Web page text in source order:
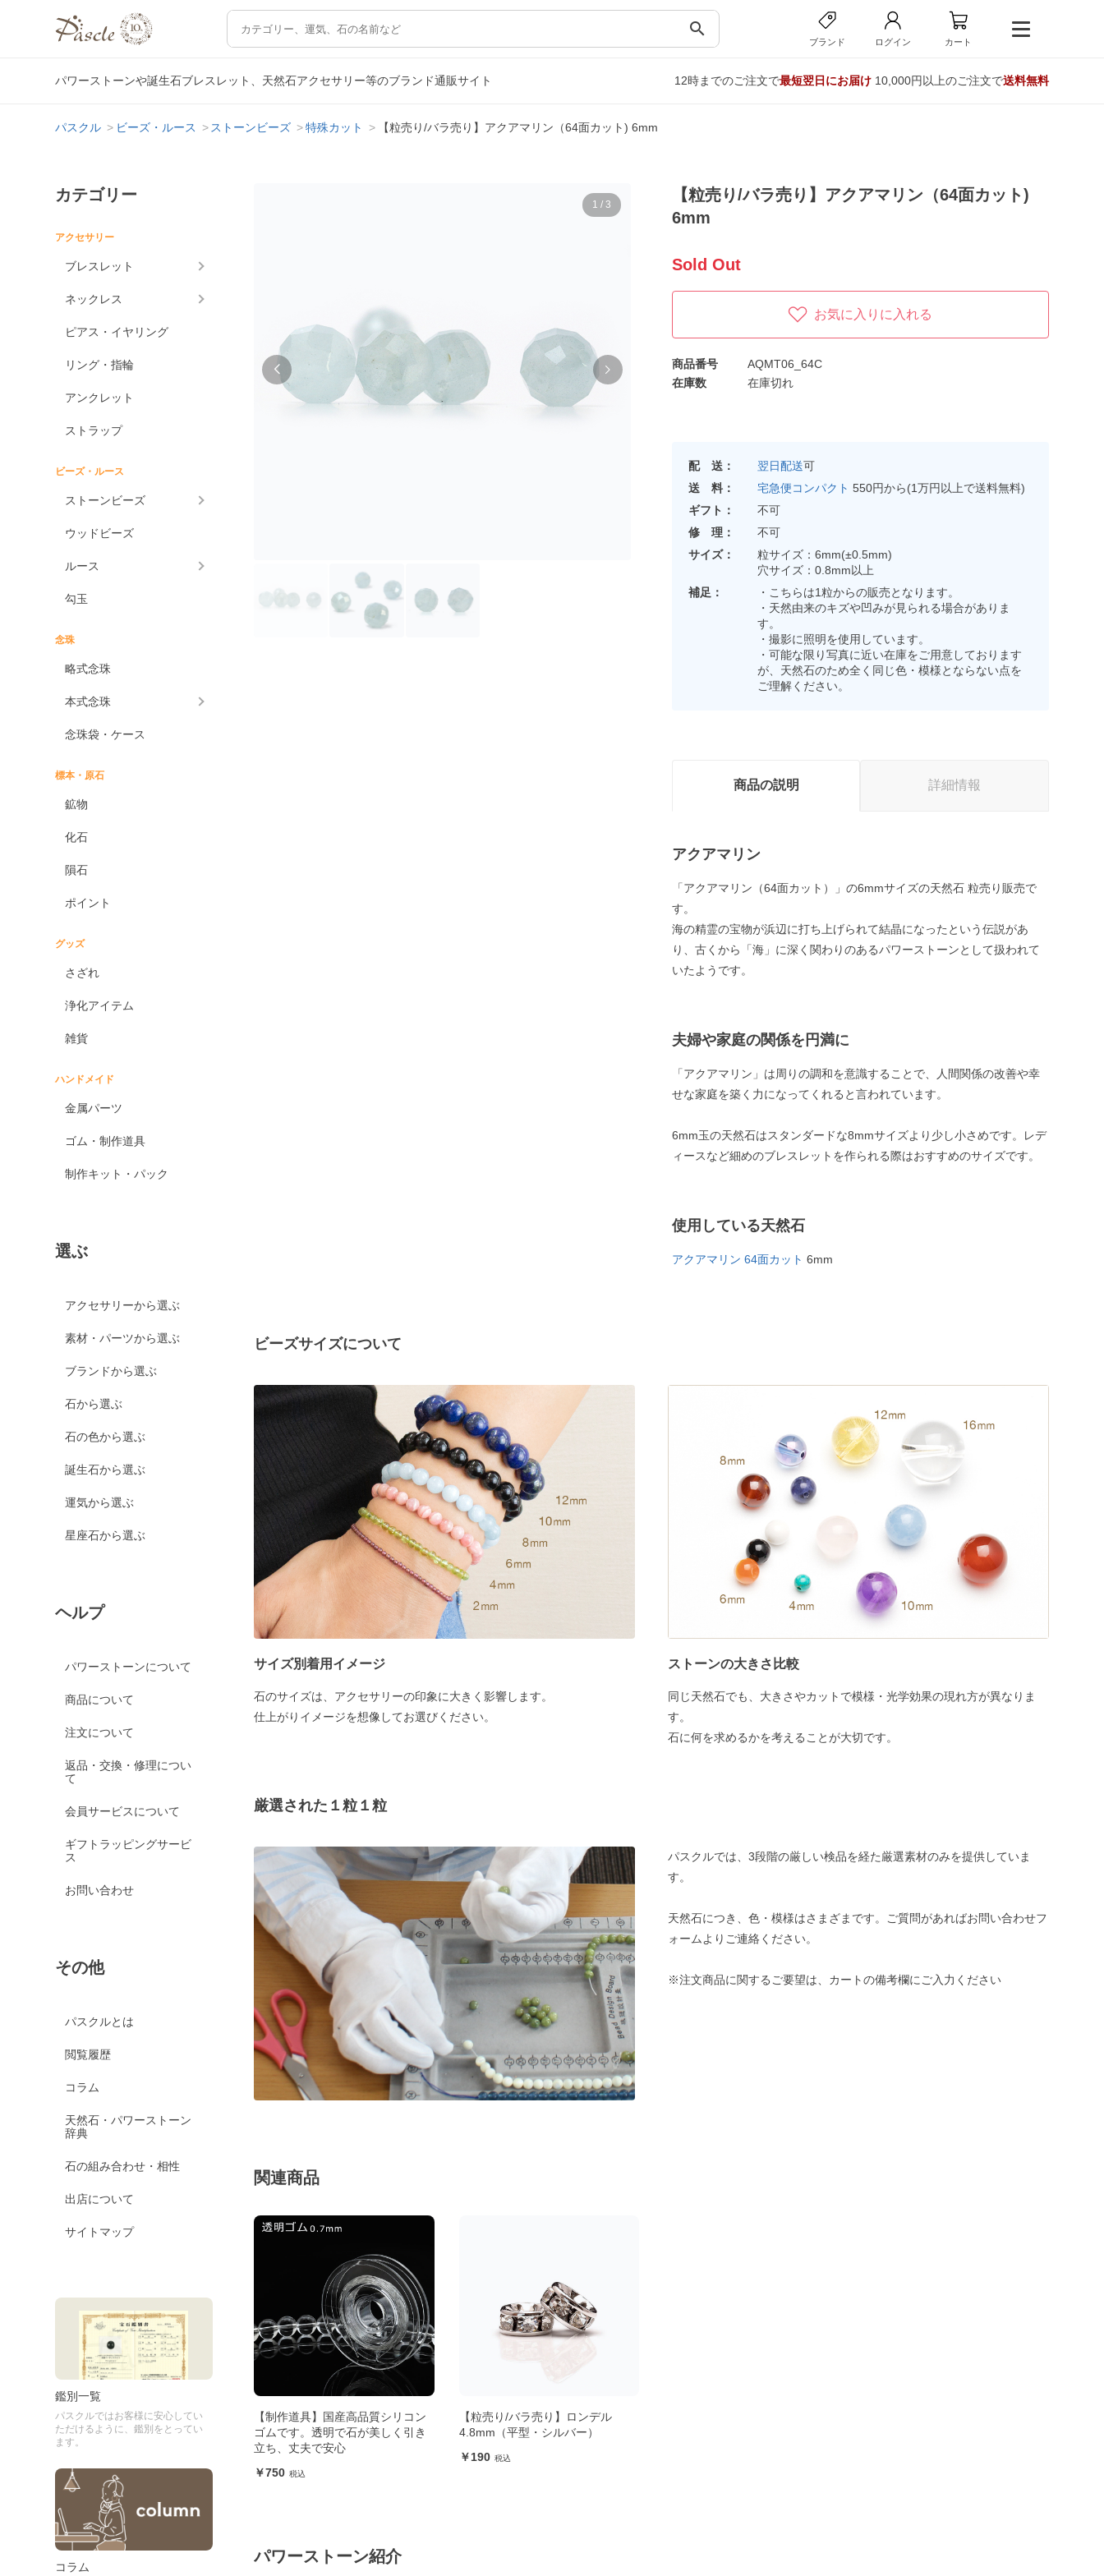
search
ブランド ログイン カート
パワーストーンや誕生石ブレスレット、天然石アクセサリー等のブランド通販サイト 12時までのご注文で最短翌日にお届け10,000円以上のご注文で送料無料
パスクル ビーズ・ルース ストーンビーズ 特殊カット 【粒売り/バラ売り】アクアマリン（64面カット) 6mm
カテゴリー
アクセサリー
ブレスレット
ネックレス
ピアス・イヤリング
リング・指輪
アンクレット
ストラップ
ビーズ・ルース
ストーンビーズ
ウッドビーズ
ルース
勾玉
念珠
略式念珠
本式念珠
念珠袋・ケース
標本・原石
鉱物
化石
隕石
ポイント
グッズ
さざれ
浄化アイテム
雑貨
ハンドメイド
金属パーツ
ゴム・制作道具
制作キット・パック
選ぶ
アクセサリーから選ぶ
素材・パーツから選ぶ
ブランドから選ぶ
石から選ぶ
石の色から選ぶ
誕生石から選ぶ
運気から選ぶ
星座石から選ぶ
ヘルプ
パワーストーンについて
商品について
注文について
返品・交換・修理につい
て
会員サービスについて
ギフトラッピングサービ
ス
お問い合わせ
その他
パスクルとは
閲覧履歴
コラム
天然石・パワーストーン
辞典
石の組み合わせ・相性
出店について
サイトマップ
鑑別一覧
パスクルではお客様に安心してい
ただけるように、鑑別をとってい
ます。
コラム
1 / 3
【粒売り/バラ売り】アクアマリン（64面カット)
6mm
Sold Out
お気に入りに入れる
商品番号
AQMT06_64C
在庫数
在庫切れ
配 送： 翌日配送可
送 料：
宅急便コンパクト 550円から(1万円以上で送料無料)
ギフト：
不可
修 理：
不可
サイズ：
粒サイズ：6mm(±0.5mm)
穴サイズ：0.8mm以上
補足：
・こちらは1粒からの販売となります。
・天然由来のキズや凹みが見られる場合がありま
す。
・撮影に照明を使用しています。
・可能な限り写真に近い在庫をご用意しております
が、天然石のため全く同じ色・模様とならない点を
ご理解ください。
商品の説明 詳細情報
アクアマリン
「アクアマリン（64面カット）」の6mmサイズの天然石 粒売り販売で
す。
海の精霊の宝物が浜辺に打ち上げられて結晶になったという伝説があ
り、古くから「海」に深く関わりのあるパワーストーンとして扱われて
いたようです。
夫婦や家庭の関係を円満に
「アクアマリン」は周りの調和を意識することで、人間関係の改善や幸
せな家庭を築く力になってくれると言われています。
6mm玉の天然石はスタンダードな8mmサイズより少し小さめです。レデ
ィースなど細めのブレスレットを作られる際はおすすめのサイズです。
使用している天然石
アクアマリン 64面カット 6mm
ビーズサイズについて
サイズ別着用イメージ
石のサイズは、アクセサリーの印象に大きく影響します。
仕上がりイメージを想像してお選びください。
ストーンの大きさ比較
同じ天然石でも、大きさやカットで模様・光学効果の現れ方が異なりま
す。
石に何を求めるかを考えることが大切です。
厳選された１粒１粒
パスクルでは、3段階の厳しい検品を経た厳選素材のみを提供していま
す。
天然石につき、色・模様はさまざまです。ご質問があればお問い合わせフ
ォームよりご連絡ください。
※注文商品に関するご要望は、カートの備考欄にご入力ください
関連商品
【制作道具】国産高品質シリコン
ゴムです。透明で石が美しく引き
立ち、丈夫で安心
750
【粒売り/バラ売り】ロンデル
4.8mm（平型・シルバー）
190
パワーストーン紹介